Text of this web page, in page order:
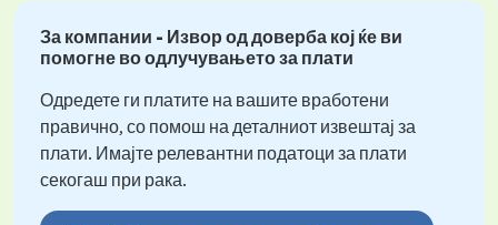
За компании - Извор од доверба кој ќе ви
помогне во одлучувањето за плати
Одредете ги платите на вашите вработени
правично, со помош на деталниот извештај за
плати. Имајте релевантни податоци за плати
секогаш при рака.